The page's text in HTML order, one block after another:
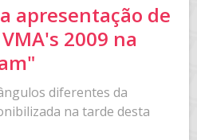
apresentação de
2009 na
diferentes da
na tarde desta